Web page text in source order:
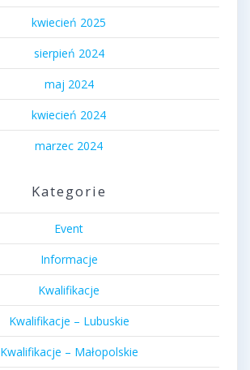
kwiecień 2025
sierpień 2024
maj 2024
kwiecień 2024
marzec 2024
Kategorie
Event
Informacje
Kwalifikacje
Kwalifikacje – Lubuskie
Kwalifikacje – Małopolskie